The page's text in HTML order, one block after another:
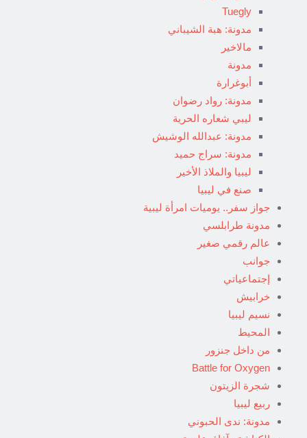
Tuegly
مدونة: هبة الشيباني
مالاخير
مدونة
أبوغرارة
مدونة: رواد رضوان
ليبي شعاره الحرية
مدونة: عبدالله الوشيش
مدونة: سراج حميد
ليبيا والملاذ الأخير
صنع في ليبيا
جواز سفر.. يوميات امرأة ليبية
مدونة طرابلسي
عالم رقمي صغير
جوانب
إجتماعياتي
خرابيش
نسيم ليبيا
المحيط
من داخل جنزور
Battle for Oxygen
شجرة الزيتون
ربيع ليبيا
مدونة: ندى الحبوني